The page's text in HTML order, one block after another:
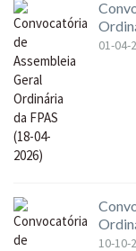
01-04-
10-10-